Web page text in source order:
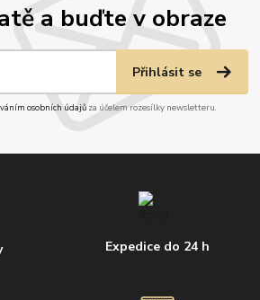
a buďte v obraze
Přihlásit se
osobních údajůza účelem rozesílky newsletteru.
Expedice do 24 h